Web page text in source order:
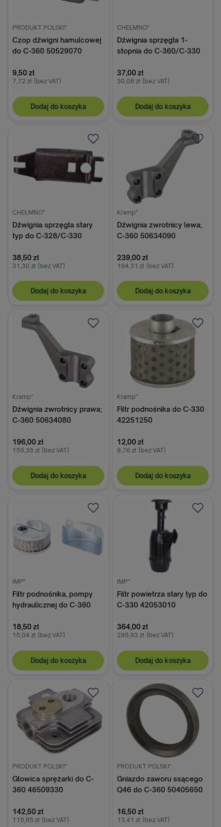
PRODUKT POLSKI"
Czop dźwigni hamulcowej
do C-360 50529070
9,50 zł
7,72 zł (bez VAT)
Dodaj do koszyka
CHEŁMNO"
Dźwignia sprzęgła 1-
stopnia do C-360/C-330
37,00 zł
30,08 zł (bez VAT)
Dodaj do koszyka
CHEŁMNO"
Dźwignia sprzęgła stary
typ do C-328/C-330
38,50 zł
31,30 zł (bez VAT)
Dodaj do koszyka
Kramp"
Dźwignia zwrotnicy lewa;
C-360 50634090
239,00 zł
194,31 zł (bez VAT)
Dodaj do koszyka
Kramp"
Dźwignia zwrotnicy prawa;
C-360 50634080
196,00 zł
159,35 zł (bez VAT)
Dodaj do koszyka
Kramp"
Filtr podnośnika do C-330
42251250
12,00 zł
9,76 zł (bez VAT)
Dodaj do koszyka
IMP"
Filtr podnośnika, pompy
hydraulicznej do C-360
18,50 zł
15,04 zł (bez VAT)
Dodaj do koszyka
IMP"
Filtr powietrza stary typ do
C-330 42053010
364,00 zł
295,93 zł (bez VAT)
Dodaj do koszyka
PRODUKT POLSKI"
Głowica sprężarki do C-
360 46509330
142,50 zł
115,85 zł (bez VAT)
PRODUKT POLSKI"
Gniazdo zaworu ssącego
Q46 do C-360 50405650
16,50 zł
13,41 zł (bez VAT)